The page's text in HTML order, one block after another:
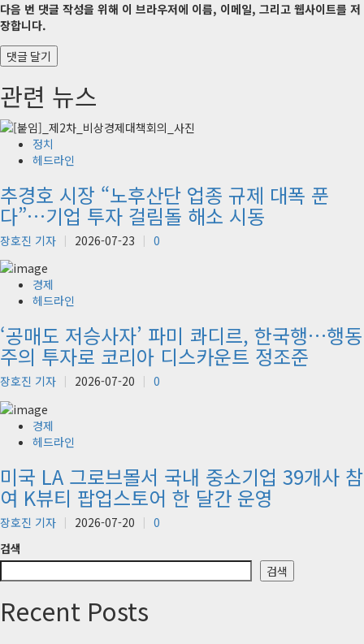
다음 번 댓글 작성을 위해 이 브라우저에 이름, 이메일, 그리고 웹사이트를 저
장합니다.
관련 뉴스
정치
헤드라인
추경호 시장 “노후산단 업종 규제 대폭 푼
다”…기업 투자 걸림돌 해소 시동
장호진 기자 2026-07-23 0
경제
헤드라인
‘공매도 저승사자’ 파미 콰디르, 한국행…행동
주의 투자로 코리아 디스카운트 정조준
장호진 기자 2026-07-20 0
경제
헤드라인
미국 LA 그로브몰서 국내 중소기업 39개사 참
여 K뷰티 팝업스토어 한 달간 운영
장호진 기자 2026-07-20
0
검색
검색
Recent Posts